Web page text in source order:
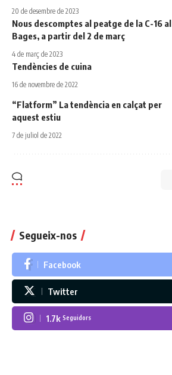
20 de desembre de 2023
Nous descomptes al peatge de la C-16 al
Bages, a partir del 2 de març
4 de març de 2023
Tendències de cuina
16 de novembre de 2022
“Flatform” La tendència en calçat per
aquest estiu
7 de juliol de 2022
Segueix-nos
Facebook
Twitter
1.7k Seguidors